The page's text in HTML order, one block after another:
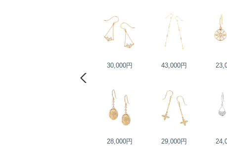
30,000円 43,000円
28,000円 29,000円